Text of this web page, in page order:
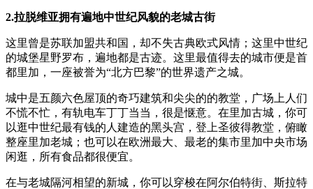
2.拉脱维亚拥有遍地中世纪风貌的老城古街
这里曾是苏联加盟共和国，却不失古典欧式风情；这里中世纪
的城堡星野罗布，遍地都是古迹。这里最值得去的城市便是首
都里加，一座被誉为“北方巴黎”的世界遗产之城。
城中是五颜六色屋顶的奇巧建筑和尖尖的的教堂，广场上人们
不慌不忙，有轨电车丁丁当当，很是惬意。在里加古城，你可
以逛中世纪最有钱的人建造的黑头宫，登上圣彼得教堂，俯瞰
整座里加老城；也可以在欧洲最大、最老的集市里加中央市场
闲逛，所有食品都很便宜。
在与老城隔河相望的新城，你可以穿梭在阿尔伯特街、斯拉特